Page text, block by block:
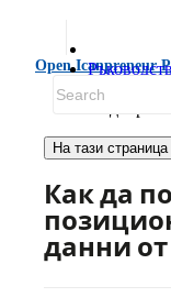
Open Icanpreneur
Подобри
Подобри
На тази страница
Как да
данни